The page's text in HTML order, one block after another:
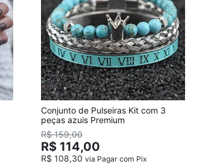
Conjunto de Pulseiras Kit com 3
peças azuis Premium
R$ 159,00
R$ 114,00
R$ 108,30 via Pagar com Pix